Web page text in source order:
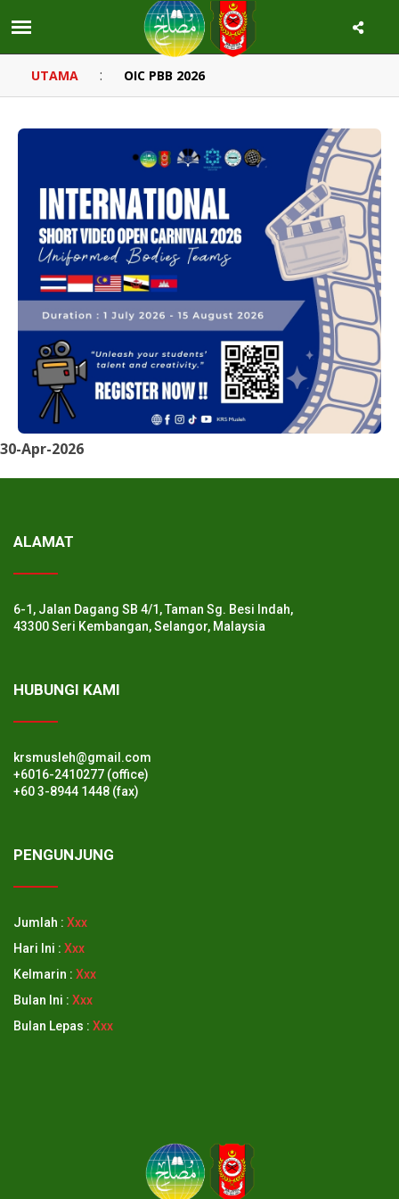
UTAMA : OIC PBB 2026
30-Apr-2026
ALAMAT
6-1, Jalan Dagang SB 4/1, Taman Sg. Besi Indah,
43300 Seri Kembangan, Selangor, Malaysia
HUBUNGI KAMI
krsmusleh@gmail.com
+6016-2410277 (office)
+60 3-8944 1448 (fax)
PENGUNJUNG
Jumlah : Xxx
Hari Ini : Xxx
Kelmarin : Xxx
Bulan Ini : Xxx
Bulan Lepas : Xxx